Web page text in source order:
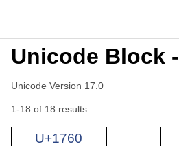
Unicode Block
Unicode Version 17.0
1-18 of 18 results
U+1760